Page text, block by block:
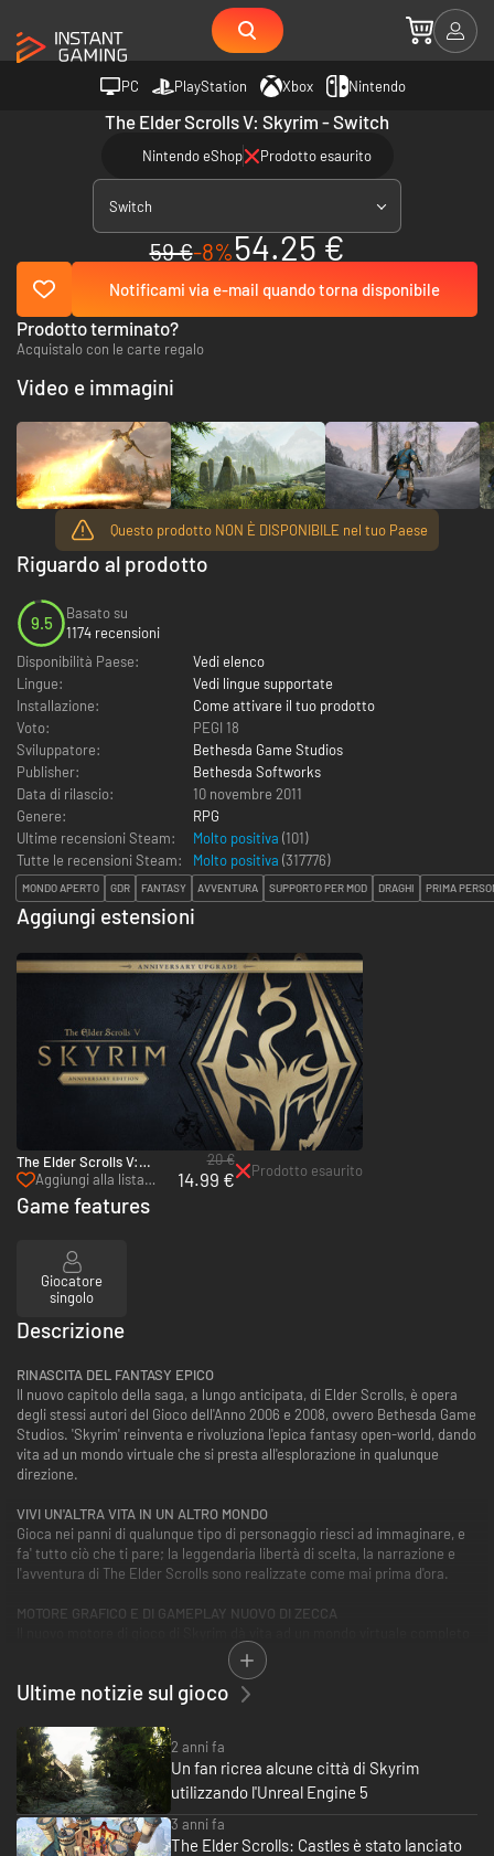
PC PlayStation Xbox Nintendo
The Elder Scrolls V: Skyrim - Switch
Nintendo eShop Prodotto esaurito
Switch
59 €-8%54.25 €
Notificami via e-mail quando torna disponibile
Questo prodotto NON È DISPONIBILE nel tuo Paese
Prodotto terminato?
Acquistalo con le carte regalo
Riguardo al prodotto
9.5
Basato su
1174 recensioni
Disponibilità Paese:
Vedi elenco
Lingue:
Vedi lingue supportate
Installazione:
Come attivare il tuo prodotto
Voto:
PEGI 18
Sviluppatore:
Bethesda Game Studios
Publisher:
Bethesda Softworks
Data di rilascio:
10 novembre 2011
Genere:
RPG
Ultime recensioni Steam:
Molto positiva (101)
Tutte le recensioni Steam:
Molto positiva (317776)
MONDO APERTO GDR FANTASY AVVENTURA SUPPORTO PER MOD DRAGHI PRIMA
Aggiungi estensioni
The Elder Scrolls V:
Skyrim Anniversary
Upgrade - Switch
Aggiungi alla lista
desideri
20 €
14.99 € Prodotto esaurito
Video e immagini
Game features
Giocatore
singolo
Descrizione
RINASCITA DEL FANTASY EPICO
Il nuovo capitolo della saga, a lungo anticipata, di Elder Scrolls, è opera
degli stessi autori del Gioco dell'Anno 2006 e 2008, ovvero Bethesda Game
Studios. 'Skyrim' reinventa e rivoluziona l'epica fantasy open-world, dando
vita ad un mondo virtuale che si presta all'esplorazione in qualunque
direzione.
VIVI UN'ALTRA VITA IN UN ALTRO MONDO
Gioca nei panni di qualunque tipo di personaggio riesci ad immaginare, e
fa' tutto ciò che ti pare; la leggendaria libertà di scelta, la narrazione e
l'avventura di The Elder Scrolls sono realizzate come mai prima d'ora.
MOTORE GRAFICO E DI GAMEPLAY NUOVO DI ZECCA
in ogni sua parte, con tanto di nuvole vaporose, montagne frastagliate,
città brulicanti, campi rigogliosi e dungeon ancestrali.
Effettua le tue scelte in mezzo a centinaia di armi, incantesimi e abilità. Il
nuovo sistema di definizione del personaggio ti consente di giocare in
qualunque modo desideri, forgiando te stesso attraverso le tue azioni.
IL RITORNO DEL DRAGO
Combatti draghi ancestrali in modi mai visti prima d'ora. In qualità di
Dragonborn, apprendi i loro segreti e sfrutta il loro potere a tuo
Ultime notizie sul gioco
2 anni fa
Un fan ricrea alcune città di Skyrim
utilizzando l'Unreal Engine 5
3 anni fa
The Elder Scrolls: Castles è stato lanciato